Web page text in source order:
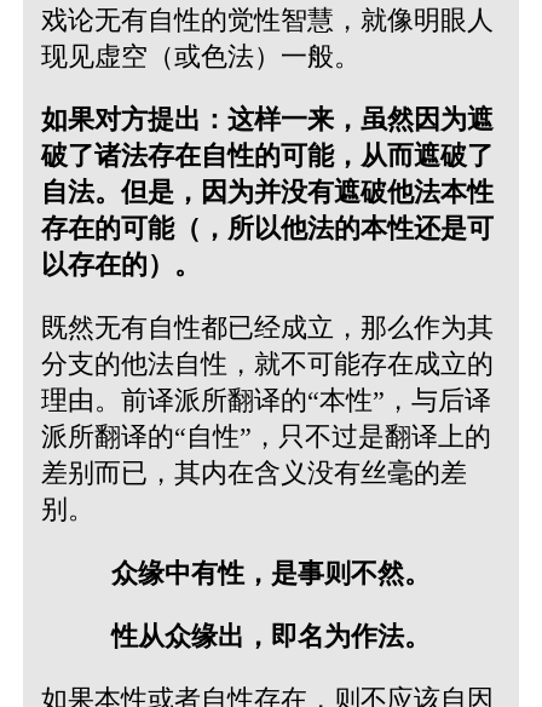
戏论无有自性的觉性智慧，就像明眼人
现见虚空（或色法）一般。
如果对方提出：这样一来，虽然因为遮
破了诸法存在自性的可能，从而遮破了
自法。但是，因为并没有遮破他法本性
存在的可能（，所以他法的本性还是可
以存在的）。
既然无有自性都已经成立，那么作为其
分支的他法自性，就不可能存在成立的
理由。前译派所翻译的“本性”，与后译
派所翻译的“自性”，只不过是翻译上的
差别而已，其内在含义没有丝毫的差
别。
众缘中有性，是事则不然。
性从众缘出，即名为作法。
如果本性或者自性存在，则不应该自因